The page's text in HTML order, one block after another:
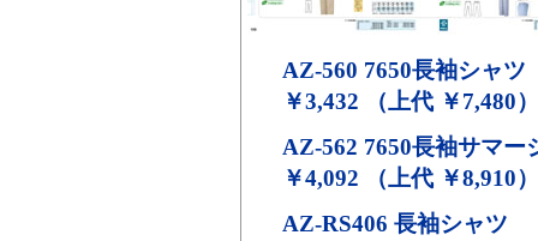
AZ-560 7650長袖シャツ
￥3,432 （上代 ￥7,480）
AZ-562 7650長袖サマー
￥4,092 （上代 ￥8,910）
AZ-RS406 長袖シャツ